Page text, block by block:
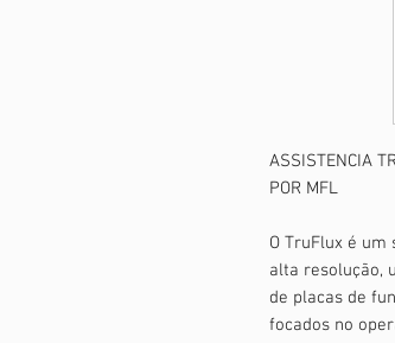
ASSISTENCIA
POR MFL
O TruFlux é
alta resolução,
de placas de
focados no